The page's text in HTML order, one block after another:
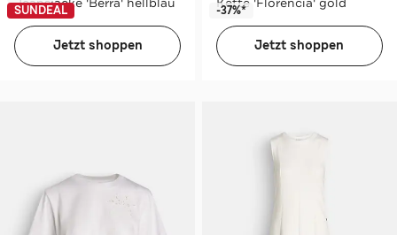
SUNDEAL
Jetzt shoppen
-37%*
Jetzt shoppen